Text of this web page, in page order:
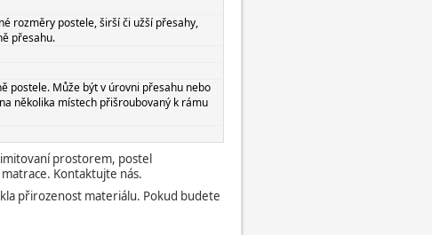
rozměry postele, širší či užší přesahy,
přesahu.
postele. Může být v úrovni přesahu nebo
několika místech přišroubovaný k rámu
prostorem, postel
Kontaktujte nás.
přirozenost materiálu. Pokud budete